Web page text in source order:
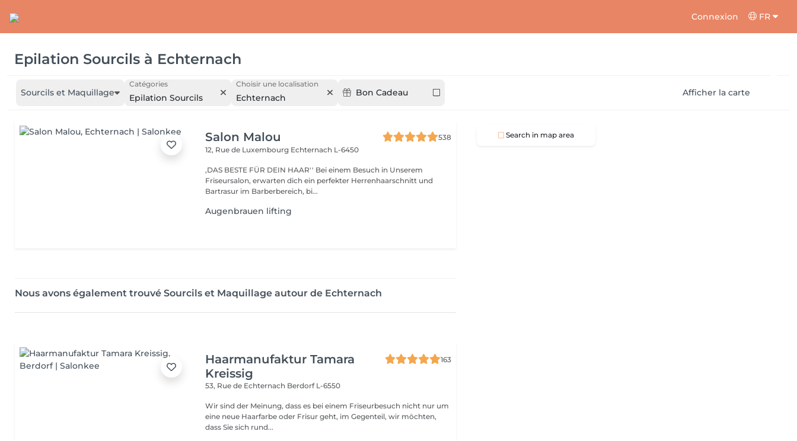
Connexion FR
Epilation Sourcils à Echternach
Sourcils et Maquillage
Catégories
Epilation Sourcils
Choisir une localisation
Echternach Bon Cadeau Afficher la carte
Salon Malou
538
12, Rue de Luxembourg Echternach L-6450
,DAS BESTE FÜR DEIN HAAR'' Bei einem Besuch in Unserem
Friseursalon, erwarten dich ein perfekter Herrenhaarschnitt und
Bartrasur im Barberbereich, bi...
Augenbrauen lifting
Nous avons également trouvé Sourcils et Maquillage autour de Echternach
Haarmanufaktur Tamara
Kreissig
163
53, Rue de Echternach Berdorf L-6550
Wir sind der Meinung, dass es bei einem Friseurbesuch nicht nur um
eine neue Haarfarbe oder Frisur geht, im Gegenteil, wir möchten,
dass Sie sich rund...
Search in map area